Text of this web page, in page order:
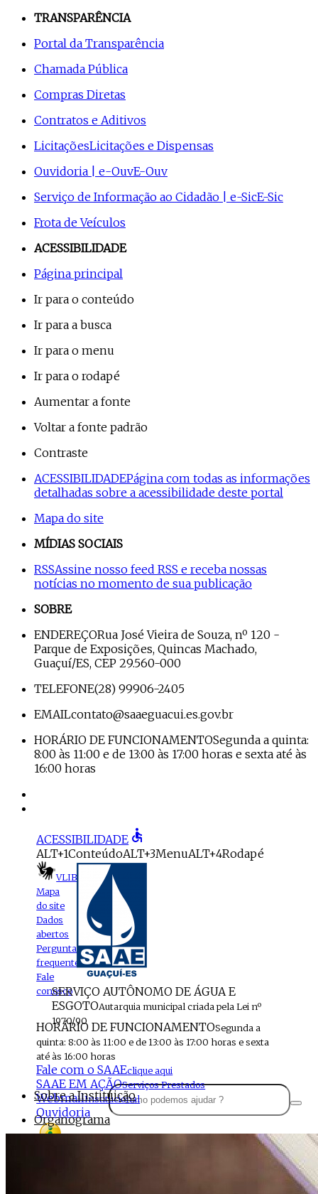
TRANSPARÊNCIA
Portal da Transparência
Chamada Pública
Compras Diretas
Contratos e Aditivos
LicitaçõesLicitações e Dispensas
Ouvidoria | e-OuvE-Ouv
Serviço de Informação ao Cidadão | e-SicE-Sic
Frota de Veículos
ACESSIBILIDADE
Página principal
Ir para o conteúdo
Ir para a busca
Ir para o menu
Ir para o rodapé
Aumentar a fonte
Voltar a fonte padrão
Contraste
ACESSIBILIDADEPágina com todas as informações
detalhadas sobre a acessibilidade deste portal
Mapa do site
MÍDIAS SOCIAIS
RSSAssine nosso feed RSS e receba nossas
notícias no momento de sua publicação
SOBRE
ENDEREÇORua José Vieira de Souza, nº 120 -
Parque de Exposições, Quincas Machado,
Guaçuí/ES, CEP 29.560-000
TELEFONE(28) 99906-2405
EMAILcontato@saaeguacui.es.gov.br
HORÁRIO DE FUNCIONAMENTOSegunda a quinta:
8:00 às 11:00 e de 13:00 às 17:00 horas e sexta até às
16:00 horas
ACESSIBILIDADE accessible
ALT+1ConteúdoALT+3MenuALT+4Rodapé
VLIBRAS
Mapa
do site
Dados
abertos
Perguntas
frequentes
Fale
conosco
SERVIÇO AUTÔNOMO DE ÁGUA E
ESGOTOAutarquia municipal criada pela Lei nº
1970/90
HORÁRIO DE FUNCIONAMENTOSegunda a
quinta: 8:00 às 11:00 e de 13:00 às 17:00 horas e sexta
até às 16:00 horas
Fale com o SAAEclique aqui
SAAE EM AÇÃOServiços Prestados
WebmailInstitucional
Ouvidoria
Sobre a Instituição
Organograma